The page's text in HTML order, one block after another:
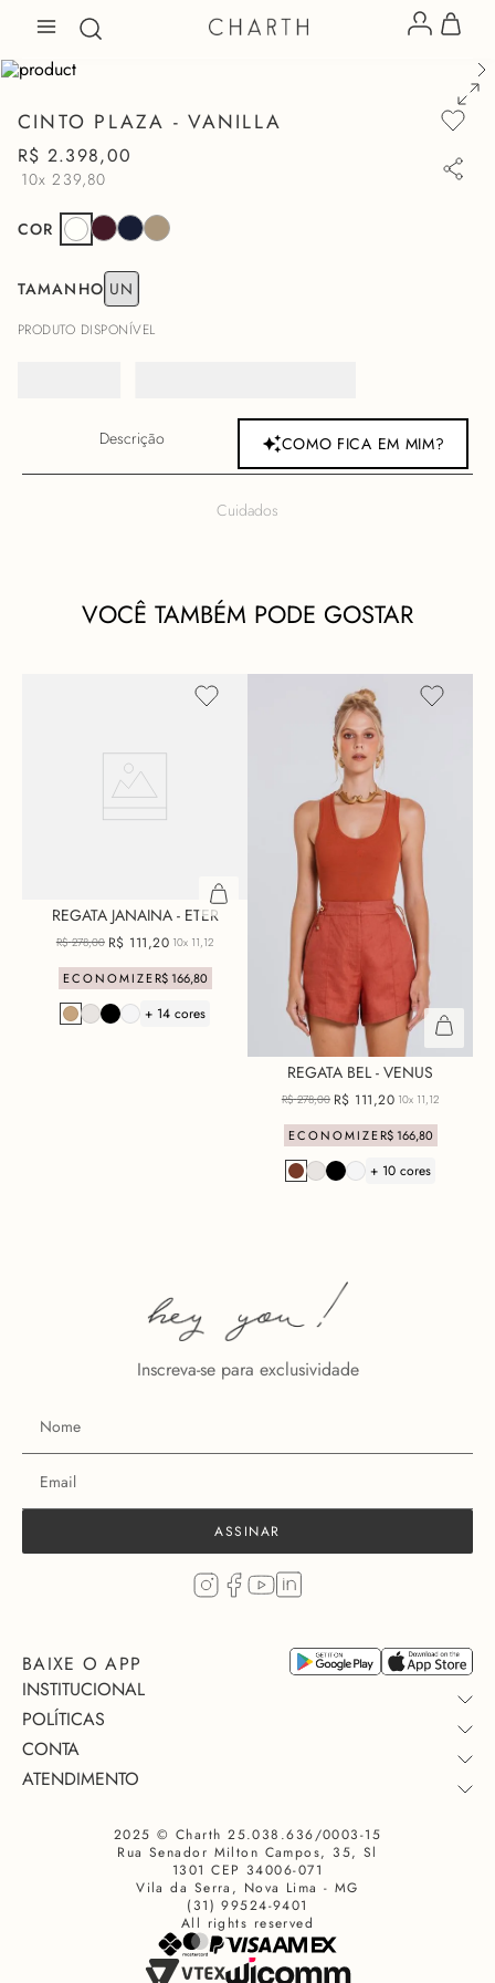
CINTO PLAZA - VANILLA
R$ 2.398,00
10x239,80
COR
TAMANHO UN
PRODUTO DISPONÍVEL
Descrição COMO FICA EM MIM?
Cuidados
VOCÊ TAMBÉM PODE GOSTAR
REGATA JANAINA - ETER
R$ 278,00 R$ 111,20 10x 11,12
ECONOMIZER$ 166,80
+ 14 cores
REGATA BEL - VENUS
R$ 278,00 R$ 111,20 10x 11,12
ECONOMIZER$ 166,80
+ 10 cores
Inscreva-se para exclusividade
ASSINAR
BAIXE O APP
INSTITUCIONAL
QUEM SOMOS
COLEÇÃO
SEJA UM LOJISTA
POLÍTICAS
TROCA E DEVOLUÇÃO
PRIVACIDADE
CONTA
TROCAR OU DEVOLVER
CONSULTE SUA ENTREGA
COMUNIDADE CHARTH INSIDERS
ATENDIMENTO
FALE CONOSCO
PERSONAL SHOPPER
DÚVIDAS FREQUENTES
TRABALHE CONOSCO
2025 © Charth 25.038.636/0003-15
Rua Senador Milton Campos, 35, Sl
1301 CEP 34006-071
Vila da Serra, Nova Lima - MG
(31) 99524-9401
All rights reserved